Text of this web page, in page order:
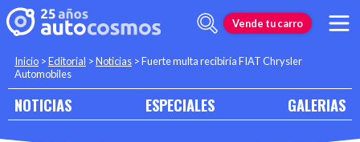
Vende tu carro
Inicio >Editorial >Noticias >Fuerte multa recibiría FIAT Chrysler
Automobiles
NOTICIAS ESPECIALES GALERIAS